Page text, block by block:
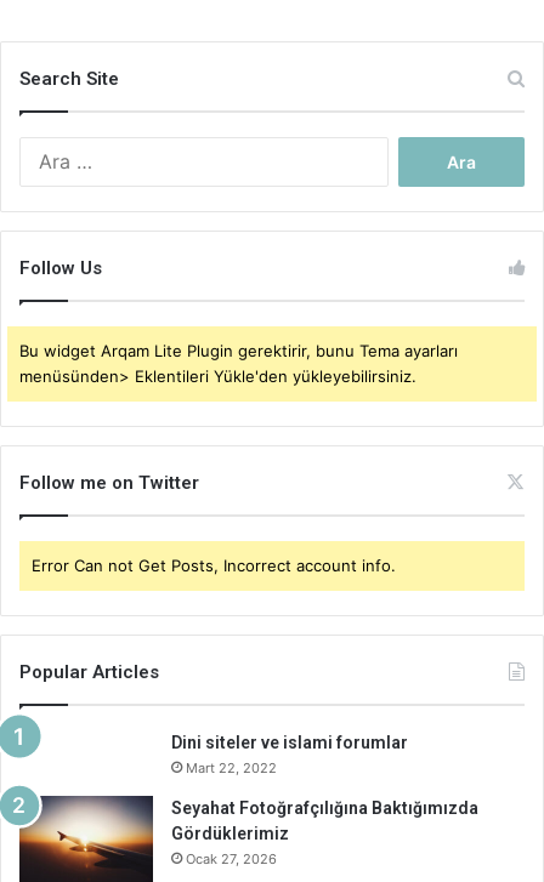
Search Site
Follow Us
Bu widget Arqam Lite Plugin gerektirir, bunu Tema ayarları
menüsünden> Eklentileri Yükle'den yükleyebilirsiniz.
Follow me on Twitter
Error Can not Get Posts, Incorrect account info.
Popular Articles
Dini siteler ve islami forumlar
Mart 22, 2022
Seyahat Fotoğrafçılığına Baktığımızda
Gördüklerimiz
Ocak 27, 2026